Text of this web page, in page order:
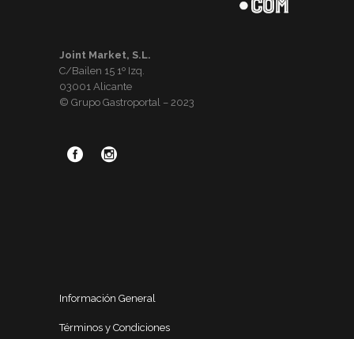
Joint Market, S.L.
C/Bailen 15 1º Izq.
03001 Alicante
© Grupo Gastroportal – 2023
Información General
Términos y Condiciones